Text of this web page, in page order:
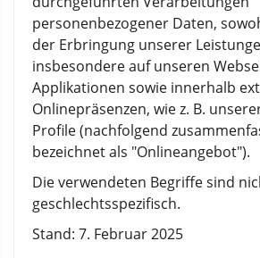
personenbezogener Daten,
der Erbringung unserer
insbesondere auf unseren
Applikationen sowie innerhalb
Onlinepräsenzen, wie z. B.
Profile (nachfolgend
bezeichnet als "Onlineangebot").
Die verwendeten Begriffe sind
geschlechtsspezifisch.
Stand: 7. Februar 2025